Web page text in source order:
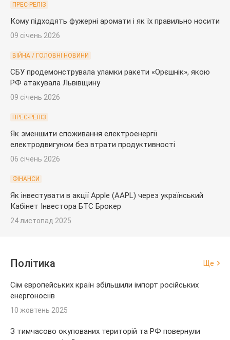
ПРЕС-РЕЛІЗ
Кому підходять фужерні аромати і як їх правильно носити
09 січень 2026
ВІЙНА / ГОЛОВНІ НОВИНИ
СБУ продемонструвала уламки ракети «Орєшнік», якою
РФ атакувала Львівщину
09 січень 2026
ПРЕС-РЕЛІЗ
Як зменшити споживання електроенергії
електродвигуном без втрати продуктивності
06 січень 2026
ФІНАНСИ
Як інвестувати в акції Apple (AAPL) через український
Кабінет Інвестора БТС Брокер
24 листопад 2025
Політика Ще
Сім європейських країн збільшили імпорт російських
енергоносіїв
10 жовтень 2025
З тимчасово окупованих територій та РФ повернули